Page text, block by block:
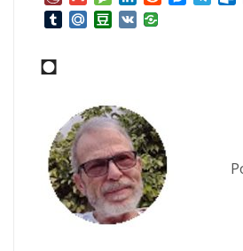
TumblrMail.RuDouban
VK
◘